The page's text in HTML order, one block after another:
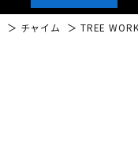
チャイム TREE